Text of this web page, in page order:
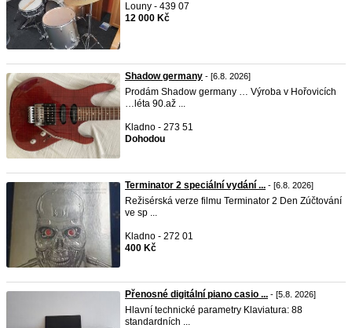
Louny - 439 07
12 000 Kč
Shadow germany - [6.8. 2026]
Prodám Shadow germany … Výroba v Hořovicích
…léta 90.až ...
Kladno - 273 51
Dohodou
Terminator 2 speciální vydání ... - [6.8. 2026]
Režisérská verze filmu Terminator 2 Den Zúčtování
ve sp ...
Kladno - 272 01
400 Kč
Přenosné digitální piano casio ... - [5.8. 2026]
Hlavní technické parametry Klaviatura: 88
standardních ...